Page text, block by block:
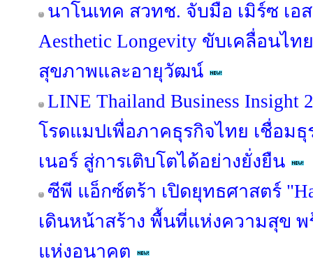
นาโนเทค สวทช. จับมือ เมิร์ซ เอ
Aesthetic Longevity ขับเคลื่อนไ
สุขภาพและอายุวัฒน์
LINE Thailand Business Insight
โรดแมปเพื่อภาคธุรกิจไทย เชื่อม
เนอร์ สู่การเติบโตได้อย่างยั่งยืน
ซีพี แอ็กซ์ตร้า เปิดยุทธศาสตร์
เดินหน้าสร้าง พื้นที่แห่งความสุข
แห่งอนาคต